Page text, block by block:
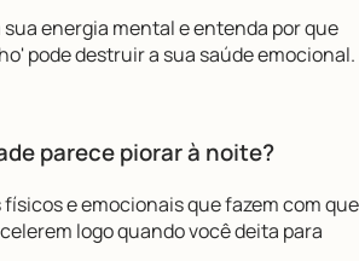
energia mental e entenda por que
pode destruir a sua saúde emocional.
parece piorar à noite?
e emocionais que fazem com que
logo quando você deita para